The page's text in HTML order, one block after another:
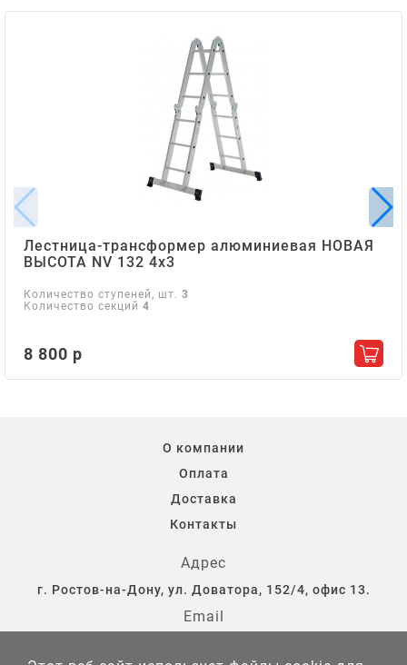
Лестница-трансформер алюминиевая НОВАЯ
ВЫСОТА NV 132 4х3
Количество ступеней, шт. 3
Количество секций 4
8 800 р
О компании
Оплата
Доставка
Контакты
Адрес
г. Ростов-на-Дону, ул. Доватора, 152/4, офис 13.
Email